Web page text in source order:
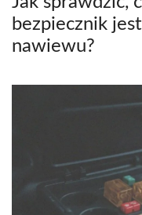
bezpiecznik
nawiewu?